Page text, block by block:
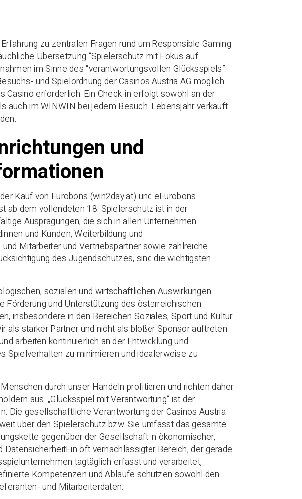
zu zentralen Fragen rund um Responsible Gaming
Übersetzung “Spielerschutz mit Fokus auf
im Sinne des “verantwortungsvollen Glücksspiels”
und Spielordnung der Casinos Austria AG möglich.
Casino erforderlich. Ein Check-in erfolgt sowohl an der
auch im WINWIN bei jedem Besuch. Lebensjahr verkauft
und
Kauf von Eurobons (win2day.at) und eEurobons
ab dem vollendeten 18. Spielerschutz ist in der
Ausprägungen, die sich in allen Unternehmen
und Kunden, Weiterbildung und
Mitarbeiter und Vertriebspartner sowie zahlreiche
des Jugendschutzes, sind die wichtigsten
sozialen und wirtschaftlichen Auswirkungen
Förderung und Unterstützung des österreichischen
insbesondere in den Bereichen Soziales, Sport und Kultur.
als starker Partner und nicht als bloßer Sponsor auftreten.
arbeiten kontinuierlich an der Entwicklung und
Spielverhalten zu minimieren und idealerweise zu
durch unser Handeln profitieren und richten daher
aus. „Glücksspiel mit Verantwortung“ ist der
Die gesellschaftliche Verantwortung der Casinos Austria
über den Spielerschutz bzw. Sie umfasst das gesamte
gegenüber der Gesellschaft in ökonomischer,
oft vernachlässigter Bereich, der gerade
tagtäglich erfasst und verarbeitet,
Kompetenzen und Abläufe schützen sowohl den
und Mitarbeiterdaten.